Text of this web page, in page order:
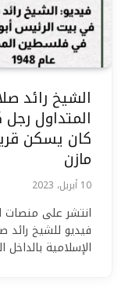
الشيخ رائد
المتداول
كان يسكن
مازن
10 أبريل، 2023
انتشر على منصات
فيديو للشيخ رائد
الإسلامية